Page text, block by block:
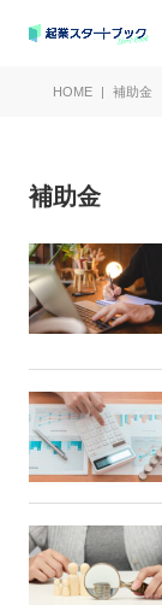
HOME 補助金
補助金